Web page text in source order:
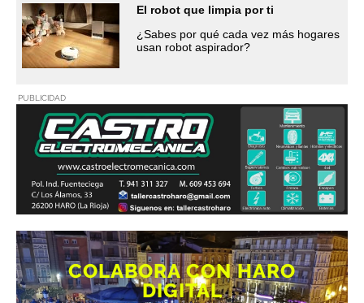
El robot que limpia por ti
¿Sabes por qué cada vez más hogares
usan robot aspirador?
PUBLICIDAD
COLABORA CON HARO
DIGITAL